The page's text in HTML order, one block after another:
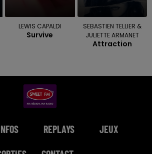
LEWIS CAPALDI
Survive
SEBASTIEN TELLIER &
JULIETTE ARMANET
Attraction
REPLAYS JEUX